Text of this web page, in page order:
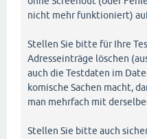
nicht mehr funktioniert)
Stellen Sie bitte für Ihre
Adresseinträge löschen
auch die Testdaten im
komische Sachen macht,
man mehrfach mit
Stellen Sie bitte auch